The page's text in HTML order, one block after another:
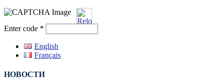
Enter code *
English
Français
НОВОСТИ